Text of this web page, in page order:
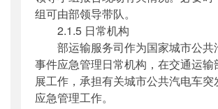
组可由部领导带队。
2.1.5 日常机构
部运输服务司作为国家城市公共
事件应急管理日常机构，在交通运输
展工作，承担有关城市公共汽电车突
应急管理工作。